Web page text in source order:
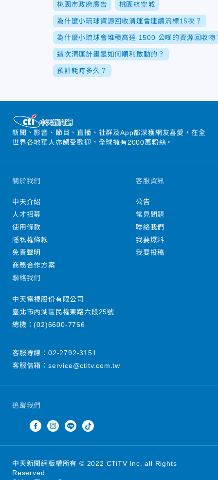
桃園市政府廣告 桃園航空城
為什麼小琉球資源回收清運會連續流標15次？
為什麼小琉球會堆積高達 1500 公噸的資源回收物
這次清運計畫是如何順利啟動的？
預計耗時多久？
新聞、影音、節目、直播、社群及App都深獲網友喜愛，在全
世界各地華人亦頗受歡迎，全球擁有2000萬粉絲。
追蹤我們
關於我們
中天介紹
人才招募
使用條款
隱私權條款
免責聲明
商務合作方案
客服資訊
公告
常見問題
聯絡我們
我要爆料
我要投稿
聯絡我們
中天電視股份有限公司
臺北市內湖區民權東路六段25號
總機：(02)6600-7766
客服專線： 02-2792-3151
客服信箱： service@ctitv.com.tw
中天新聞網版權所有 © 2022 CTiTV Inc. all Rights
Reserved.